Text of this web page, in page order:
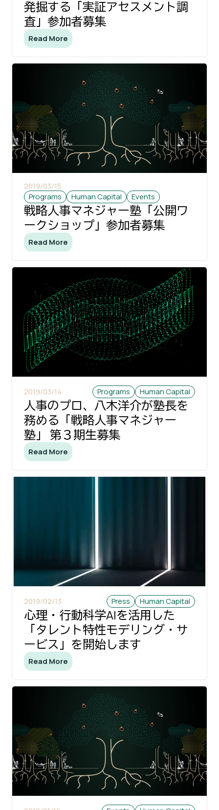
発掘する「実証アセスメント調
査」参加者募集
Read More
2019/03/15
Programs
Human Capital Events
戦略人事マネジャー塾「公開ワ
ークショップ」参加者募集
Read More
2019/03/14 Programs Human Capital
人事のプロ、八木洋介が塾長を
務める「戦略人事マネジャー
塾」 第３期生募集
Read More
2019/02/13 Press Human Capital
心理・行動科学AIを活用した
「タレント特性モデリング・サ
ービス」を開始します
Read More